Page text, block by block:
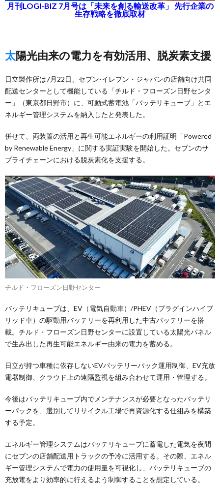
月刊LOGI-BIZ 7月号は「未来を創る輸送改革」 先行企業の
生存戦略を徹底取材
太陽光由来の電力を有効活用、脱炭素支援
日立製作所は7月22日、セブン-イレブン・ジャパンの店舗向け共同
配送センターとして機能している「チルド・フローズン日野センタ
ー」（東京都日野市）に、可動式蓄電池「バッテリキューブ」とエ
ネルギー管理システムを納入したと発表した。
併せて、両装置の活用と再生可能エネルギーの利用証明「Powered
by Renewable Energy」に関する実証実験を開始した。セブンのサ
プライチェーンにおける脱炭素化を支援する。
チルド・フローズン日野センター
バッテリキューブは、EV（電気自動車）/PHEV（プラグインハイブ
リッド車）の駆動用バッテリーを再利用した中古バッテリーを搭
載。チルド・フローズン日野センターに設置している太陽光パネル
で生み出した再生可能エネルギー由来の電力を蓄める。
日立が持つ車種に依存しないEVバッテリーパック運用制御、EV充放
電器制御、クラウド上の遠隔監視を組み合わせて運用・管理する。
今後はバッテリキューブ内でメンテナンスが必要となったバッテリ
ーパックを、選別してリサイクル工場で再資源化する仕組みを構築
する予定。
エネルギー管理システムはバッテリキューブに蓄電した電気を夜間
にセブンの店舗配送用トラックの予冷に活用する。その際、エネル
ギー管理システムで電力の使用量を可視化し、バッテリキューブの
充放電をより効率的に行えるよう制御することを想定している。